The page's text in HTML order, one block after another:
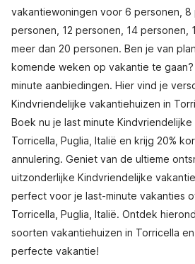
vakantiewoningen voor 6 personen, 8
personen, 12 personen, 14 personen,
meer dan 20 personen. Ben je van
komende weken op vakantie te
minute aanbiedingen. Hier vind je
Kindvriendelijke vakantiehuizen in
Boek nu je last minute
Torricella, Puglia, Italië en krijg 20%
annulering. Geniet van de ultieme
uitzonderlijke Kindvriendelijke
perfect voor je last-minute vakanties
Torricella, Puglia, Italië. Ontdek
soorten vakantiehuizen in Torricella
perfecte vakantie!